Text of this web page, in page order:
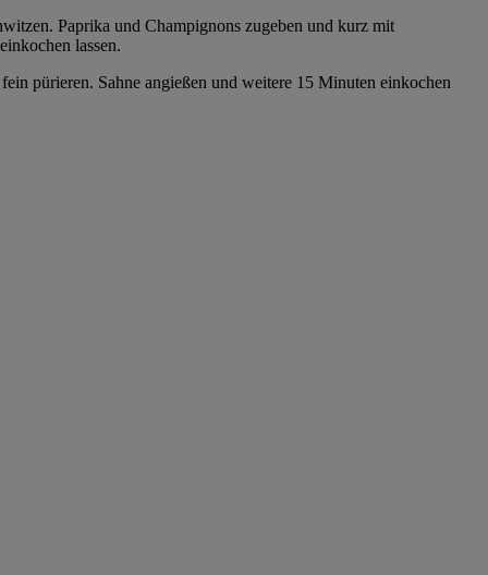
Paprika und Champignons zugeben und kurz mit
lassen.
pürieren. Sahne angießen und weitere 15 Minuten einkochen